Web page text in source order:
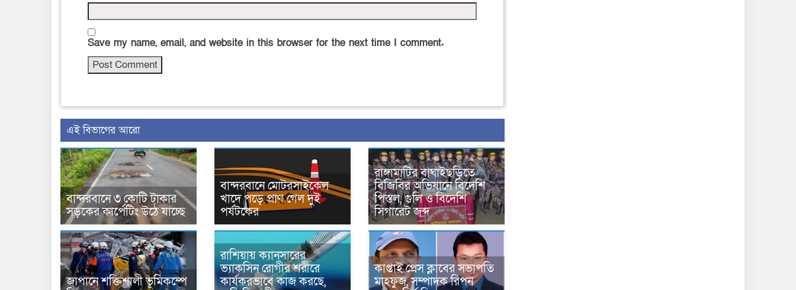
Save my name, email, and website in this browser for the next time I comment.
এই বিভাগের আরো
বান্দরবানে ৩ কোটি টাকার
সড়কের কার্পেটিং উঠে যাচ্ছে
বান্দরবানে মোটরসাইকেল
খাদে পড়ে প্রাণ গেল দুই
পর্যটকের
রাঙ্গামাটির বাঘাইছড়িতে
বিজিবির অভিযানে বিদেশি
পিস্তল, গুলি ও বিদেশি
সিগারেট জব্দ
জাপানে শক্তিশালী ভূমিকম্পে
রাশিয়ায় ক্যানসারের
ভ্যাকসিন রোগীর শরীরে
কার্যকরভাবে কাজ করছে,
কাপ্তাই প্রেস ক্লাবের সভাপতি
মাহফুজ, সম্পাদক রিপন